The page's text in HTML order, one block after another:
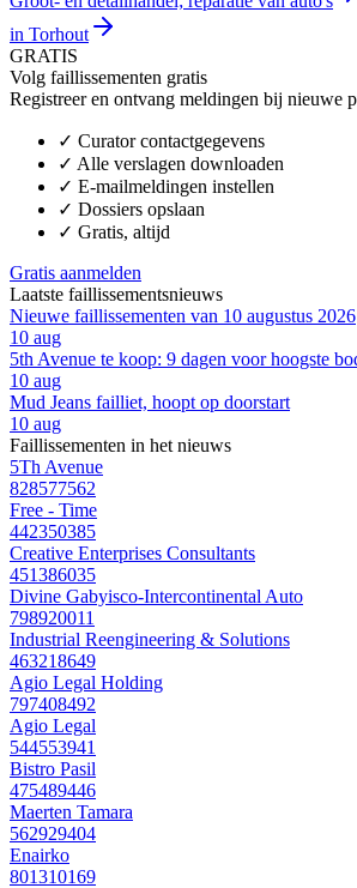
in Torhout
GRATIS
Volg faillissementen gratis
Registreer en ontvang meldingen bij nieuwe
✓ Curator contactgegevens
✓ Alle verslagen downloaden
✓ E-mailmeldingen instellen
✓ Dossiers opslaan
✓ Gratis, altijd
Gratis aanmelden
Laatste faillissementsnieuws
Nieuwe faillissementen van 10 augustus 2026
10 aug
5th Avenue te koop: 9 dagen voor hoogste
10 aug
Mud Jeans failliet, hoopt op doorstart
10 aug
Faillissementen in het nieuws
5Th Avenue
828577562
Free - Time
442350385
Creative Enterprises Consultants
451386035
Divine Gabyisco-Intercontinental Auto
798920011
Industrial Reengineering & Solutions
463218649
Agio Legal Holding
797408492
Agio Legal
544553941
Bistro Pasil
475489446
Maerten Tamara
562929404
Enairko
801310169